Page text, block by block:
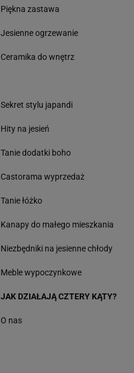
Piękna zastawa
Jesienne ogrzewanie
Ceramika do wnętrz
Sekret stylu japandi
Hity na jesień
Tanie dodatki boho
Castorama wyprzedaż
Tanie łóżko
Kanapy do małego mieszkania
Niezbędniki na jesienne chłody
Meble wypoczynkowe
JAK DZIAŁAJĄ CZTERY KĄTY?
O nas